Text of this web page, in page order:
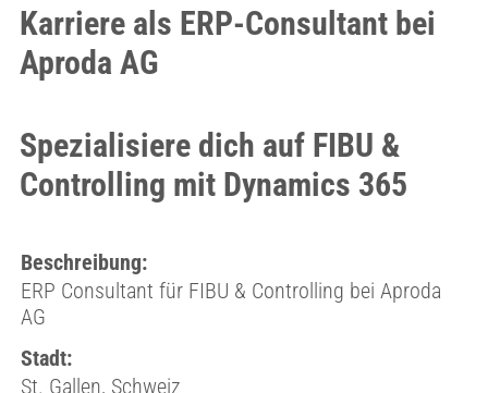
Karriere als ERP-Consultant bei
Aproda AG
Spezialisiere dich auf FIBU &
Controlling mit Dynamics 365
Beschreibung:
ERP Consultant für FIBU & Controlling bei Aproda
AG
Stadt:
St. Gallen, Schweiz